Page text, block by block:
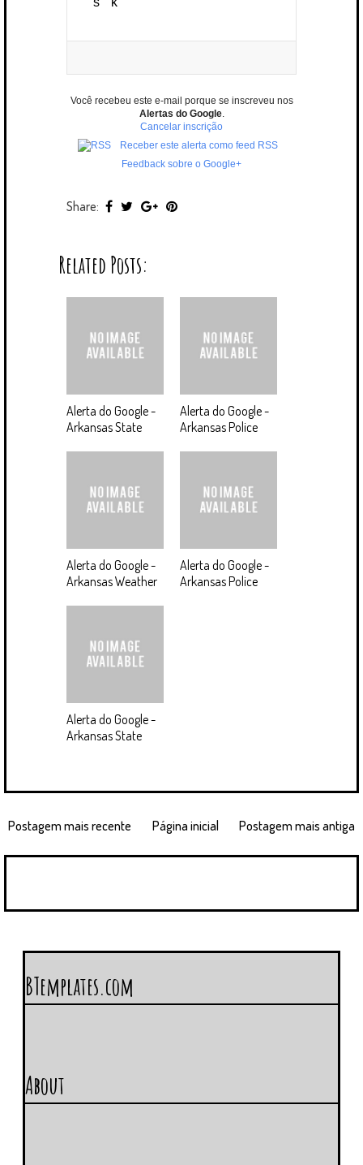
Você recebeu este e-mail porque se inscreveu nos
Alertas do Google.
Cancelar inscrição
Receber este alerta como feed RSS
Feedback sobre o Google+
Share:
Related Posts:
Alerta do Google -
Arkansas State
Alerta do Google -
Arkansas Police
Alerta do Google -
Arkansas Weather
Alerta do Google -
Arkansas Police
Alerta do Google -
Arkansas State
Postagem mais recente Postagem mais antiga
Página inicial
BTemplates.com
About